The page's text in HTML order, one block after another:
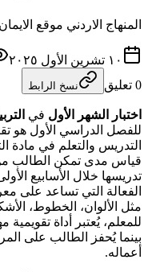
المنهاج الاردني موقع
١٠ تشرين الأول ٢٠٢٥
0 تعليق نسخ الرابط
اختبار الشهر الأول في
للفصل الدراسي الأول هو
التدريس والتعلم في مادة
قياس مدى تمكن الطالب من
تدريسها خلال الأسابيع
الفعالة التي تساعد على
مثل الألوان، الخطوط،
للمعلم، يُعتبر أداة
بينما يُحفز الطالب على
أعماله.